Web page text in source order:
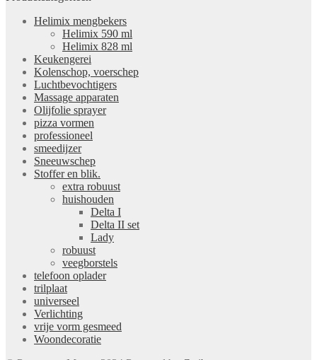
Helimix mengbekers
Helimix 590 ml
Helimix 828 ml
Keukengerei
Kolenschop, voerschep
Luchtbevochtigers
Massage apparaten
Olijfolie sprayer
pizza vormen
professioneel
smeedijzer
Sneeuwschep
Stoffer en blik.
extra robuust
huishouden
Delta I
Delta II set
Lady
robuust
veegborstels
telefoon oplader
trilplaat
universeel
Verlichting
vrije vorm gesmeed
Woondecoratie